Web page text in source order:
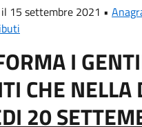
15 settembre 2021 •
I
CHE NELLA
20